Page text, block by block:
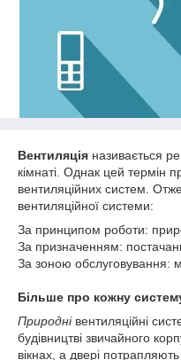
Вентиляція називається
кімнаті. Однак цей термін
вентиляційних систем.
вентиляційної системи:
За принципом роботи:
За призначенням:
За зоною обслуговування:
Більше про кожну
Природнівентиляційні
будівництві звичайного
вікнах, а двері